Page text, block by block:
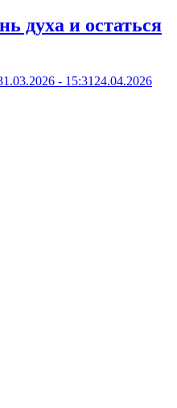
духа и остаться
- 15:31 24.04.2026